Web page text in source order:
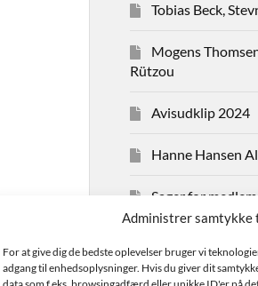
Administrer samtykke
For at give dig de bedste oplevelser bruger vi
adgang til enhedsoplysninger. Hvis du giver dit
Tobias Beck,
Mogens
Rützou
Avisudklip 2024
Hanne Hansen
Sager for
Avisudklip 2026